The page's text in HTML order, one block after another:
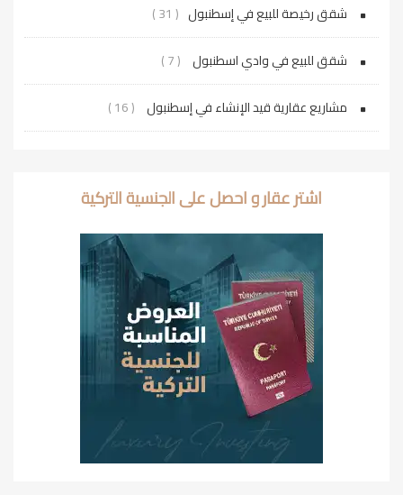
شقق رخيصة للبيع في إسطنبول ( 31 )
شقق للبيع في وادي اسطنبول ( 7 )
مشاريع عقارية قيد الإنشاء في إسطنبول ( 16 )
اشتر عقار و احصل على الجنسية التركية